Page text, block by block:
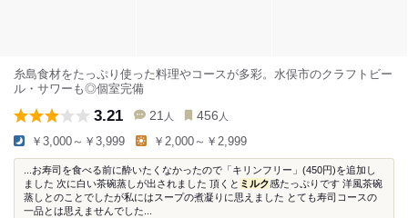
糸島食材をたっぷり使った料理やコースが多彩。水俣市のクラフトビー
ル・サワーも◎個室完備
3.21 21 人 456 人
￥3,000～￥3,999 ￥2,000～￥2,999
...お寿司を食べる前に酔いたくなかったので「キリンフリー」(450円)を追加し
ました 次に白い茶碗蒸しが出されました 頂くと ミルク感たっぷりです 洋風茶碗
蒸しとのことでしたが私にはスープの煮凝りに思えました とても寿司コースの
一品とは思えませんでした...